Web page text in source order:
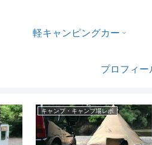
軽キャンピングカー
プロフィー
キャンプ・キャンプ場レポ